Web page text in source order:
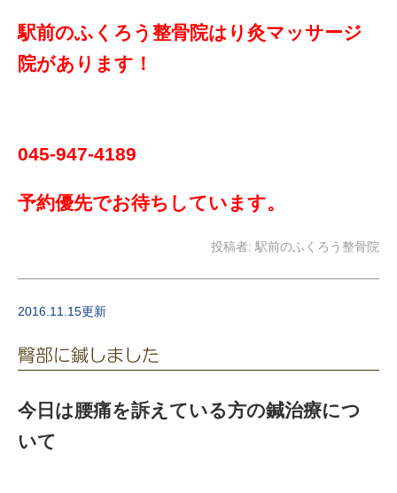
駅前のふくろう整骨院はり灸マッサージ
院があります！
045-947-4189
予約優先でお待ちしています。
投稿者: 駅前のふくろう整骨院
2016.11.15更新
臀部に鍼しました
今日は腰痛を訴えている方の鍼治療につ
いて